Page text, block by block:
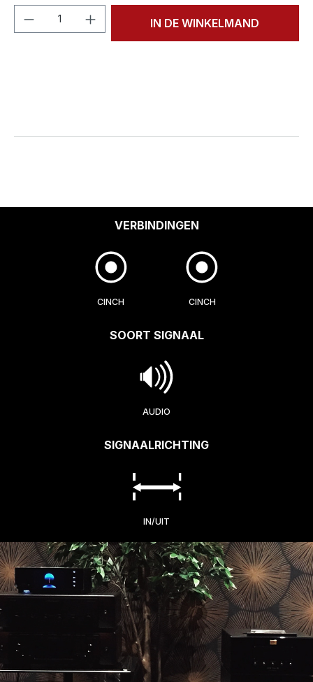
Producthoeveelheid: Voer de
IN DE WINKELMAND
VERBINDINGEN
CINCH CINCH
SOORT SIGNAAL
AUDIO
SIGNAALRICHTING
IN/UIT